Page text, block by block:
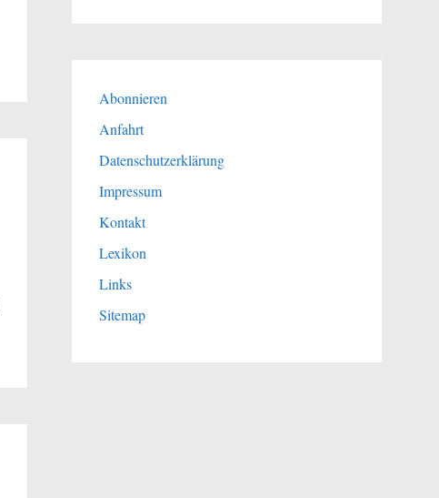
Abonnieren
Anfahrt
Datenschutzerklärung
Impressum
Kontakt
Lexikon
Links
Sitemap